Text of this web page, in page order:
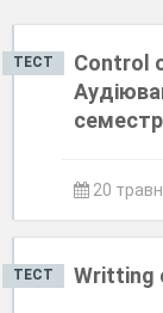
ТЕСТ
Control
семестр
20
ТЕСТ Writting